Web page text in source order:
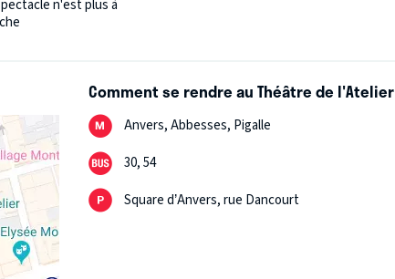
Sophie, au fil du temps qui passe (un de ses thèmes
n'est plus à
Comment se rendre au Théâtre de l'Atelier
Anvers, Abbesses, Pigalle
30, 54
Square d’Anvers, rue Dancourt